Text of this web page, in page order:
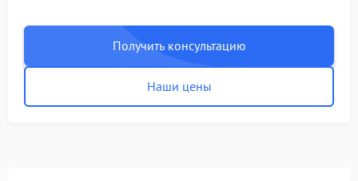
Получить консультацию
Наши цены